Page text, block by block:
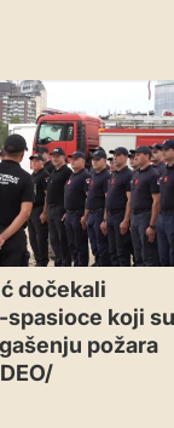
dočekali
koji su
požara